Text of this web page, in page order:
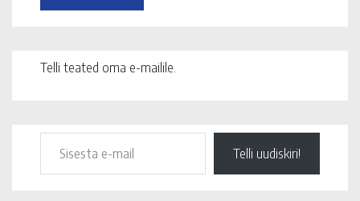
Telli teated oma e-mailile.
Telli uudiskiri!